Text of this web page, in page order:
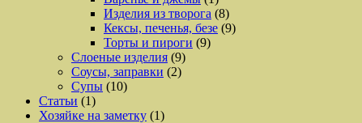
Изделия из творога (8)
Кексы, печенья, безе (9)
Торты и пироги (9)
Слоеные изделия (9)
Соусы, заправки (2)
Супы (10)
Статьи (1)
Хозяйке на заметку (1)